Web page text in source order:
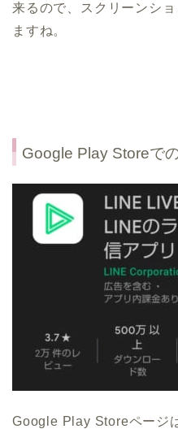
来るので、スクリーンシ
ますね。
Google Play Storeで
Google Play Storeページ